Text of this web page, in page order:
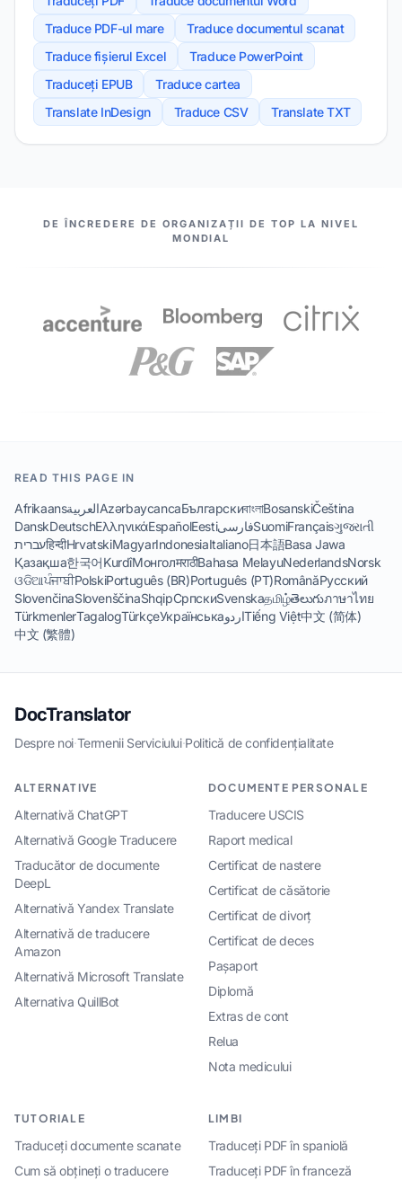
Traduce PDF-ul mare
Traduce documentul scanat
Traduce fișierul Excel
Traduce PowerPoint
Traduceți EPUB
Traduce cartea
Translate InDesign
Traduce CSV Translate TXT
PARTENERII NOȘTRI
DE ÎNCREDERE DE ORGANIZAȚII DE TOP LA NIVEL
MONDIAL
READ THIS PAGE IN
AfrikaansالعربيةAzərbaycancaБългарскиবাংলাBosanskiČeština
DanskDeutschΕλληνικάEspañolEestiفارسیSuomiFrançaisગુજરાતી
עבריתहिन्दीHrvatskiMagyarIndonesiaItaliano日本語Basa Jawa
Қазақша한국어KurdîМонголमराठीBahasa MelayuNederlandsNorsk
ଓଡିଆਪੰਜਾਬੀPolskiPortuguês (BR)Português (PT)RomânăРусский
SlovenčinaSlovenščinaShqipСрпскиSvenskaதமிழ்తెలుగుภาษาไทย
TürkmenlerTagalogTürkçeУкраїнськаاردوTiếng Việt中文 (简体)
中文 (繁體)
DocTranslator
Despre noi·Termenii Serviciului·Politică de confidențialitate
ALTERNATIVE
Alternativă ChatGPT
Alternativă Google Traducere
Traducător de documente
DeepL
Alternativă Yandex Translate
Alternativă de traducere
Amazon
Alternativă Microsoft Translate
Alternativa QuillBot
DOCUMENTE PERSONALE
Traducere USCIS
Raport medical
Certificat de nastere
Certificat de căsătorie
Certificat de divorț
Certificat de deces
Pașaport
Diplomă
Extras de cont
Relua
Nota medicului
TUTORIALE
Traduceți documente scanate
Cum să obțineți o traducere
LIMBI
Traduceți PDF în spaniolă
Traduceți PDF în franceză